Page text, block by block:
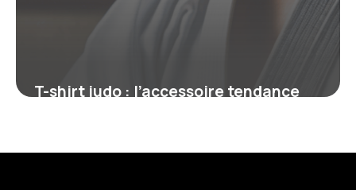
T-shirt judo : l’accessoire tendance